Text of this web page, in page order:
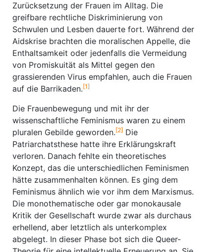
Zurücksetzung der Frauen im Alltag. Die
greifbare rechtliche Diskriminierung von
Schwulen und Lesben dauerte fort. Während der
Aidskrise brachten die moralischen Appelle, die
Enthaltsamkeit oder jedenfalls die Vermeidung
von Promiskuität als Mittel gegen den
grassierenden Virus empfahlen, auch die Frauen
auf die Barrikaden.[1]
Die Frauenbewegung und mit ihr der
wissenschaftliche Feminismus waren zu einem
pluralen Gebilde geworden.[2] Die
Patriarchatsthese hatte ihre Erklärungskraft
verloren. Danach fehlte ein theoretisches
Konzept, das die unterschiedlichen Feminismen
hätte zusammenhalten können. Es ging dem
Feminismus ähnlich wie vor ihm dem Marxismus.
Die monothematische oder gar monokausale
Kritik der Gesellschaft wurde zwar als durchaus
erhellend, aber letztlich als unterkomplex
abgelegt. In dieser Phase bot sich die Queer-